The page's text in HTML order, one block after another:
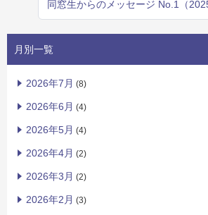
同窓生からのメッセージ No.1（
月別一覧
2026年7月 (8)
2026年6月 (4)
2026年5月 (4)
2026年4月 (2)
2026年3月 (2)
2026年2月 (3)